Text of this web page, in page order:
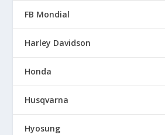
FB Mondial
Harley Davidson
Honda
Husqvarna
Hyosung